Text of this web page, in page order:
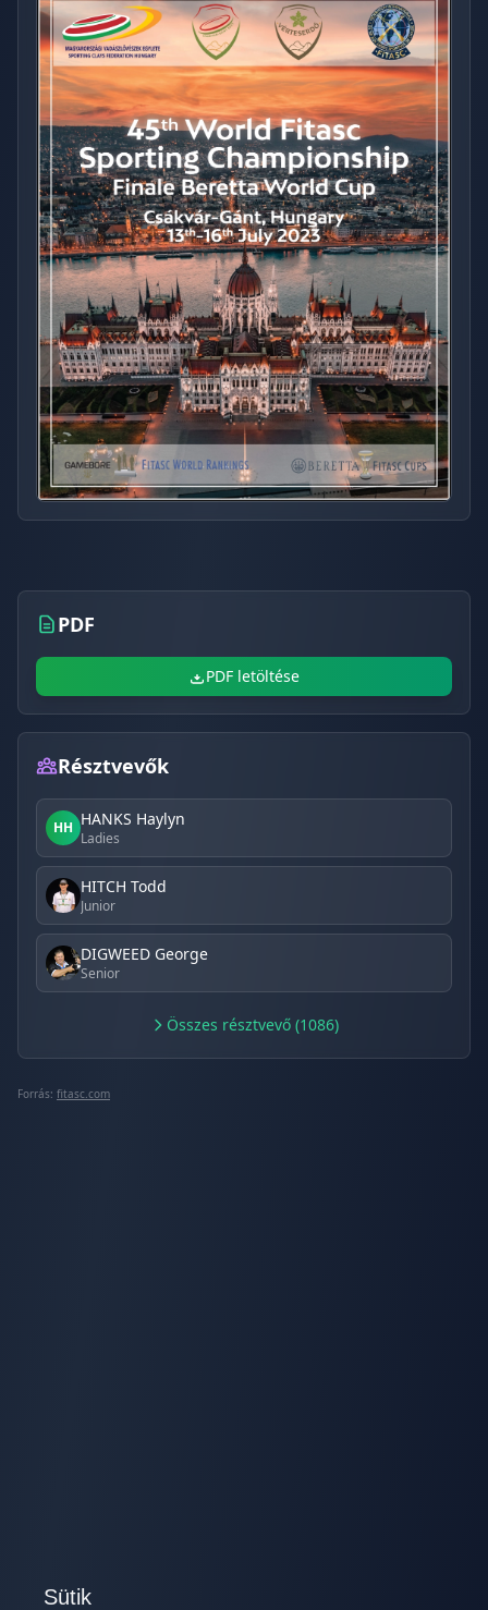
PDF
PDF letöltése
Résztvevők
HH HANKS Haylyn
Ladies
HITCH Todd
Junior
DIGWEED George
Senior
Összes résztvevő (1086)
Forrás: fitasc.com
Sütik